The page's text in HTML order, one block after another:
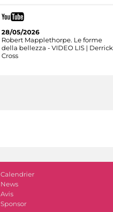
28/05/2026
Robert Mapplethorpe. Le forme
della bellezza - VIDEO LIS | Derrick
Cross
Calendrier
News
Avis
Sponsor